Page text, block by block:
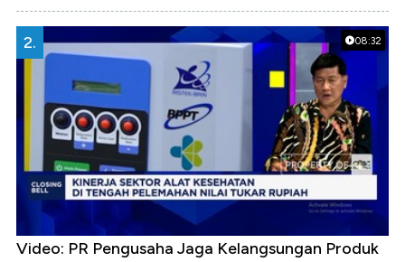
08:32
2.
Video: PR Pengusaha Jaga Kelangsungan Produk